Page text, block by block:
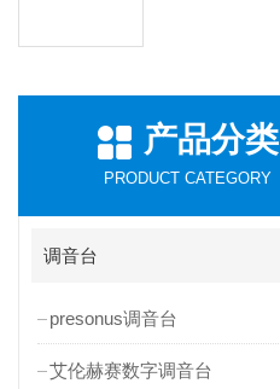
产品分类
PRODUCT CATEGORY
调音台
presonus调音台
艾伦赫赛数字调音台